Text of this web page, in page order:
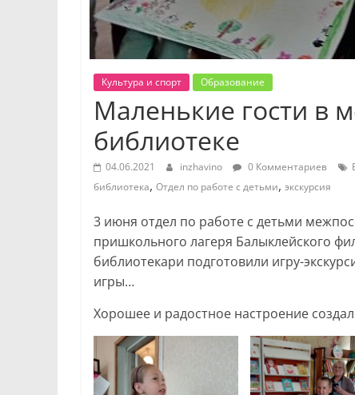
Культура и спорт Образование
Маленькие гости в
библиотеке
04.06.2021 inzhavino 0 Комментариев
библиотека, Отдел по работе с детьми, экскурсия
3 июня отдел по работе с детьми
пришкольного лагеря Балыклейского
библиотекари подготовили игру-
игры…
Хорошее и радостное настроение